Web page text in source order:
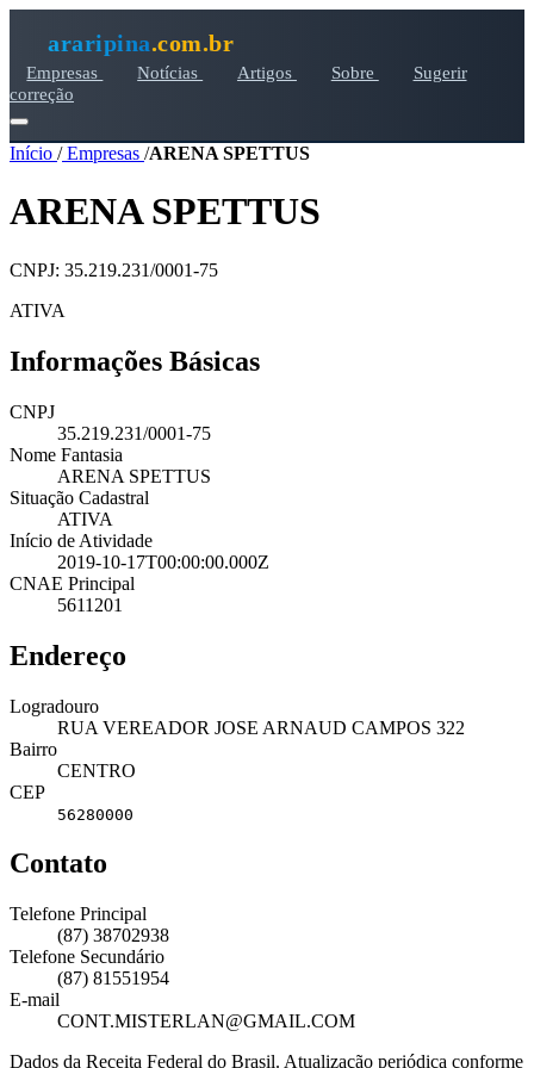
araripina.com.br
Empresas Notícias Artigos Sobre
Sugerir
correção
Início /Empresas /ARENA SPETTUS
ARENA SPETTUS
CNPJ: 35.219.231/0001-75
ATIVA
Informações Básicas
CNPJ
35.219.231/0001-75
Nome Fantasia
ARENA SPETTUS
Situação Cadastral
ATIVA
Início de Atividade
2019-10-17T00:00:00.000Z
CNAE Principal
5611201
Endereço
Logradouro
RUA VEREADOR JOSE ARNAUD CAMPOS 322
Bairro
CENTRO
CEP
56280000
Contato
Telefone Principal
(87) 38702938
Telefone Secundário
(87) 81551954
E-mail
CONT.MISTERLAN@GMAIL.COM
Dados da Receita Federal do Brasil. Atualização periódica conforme